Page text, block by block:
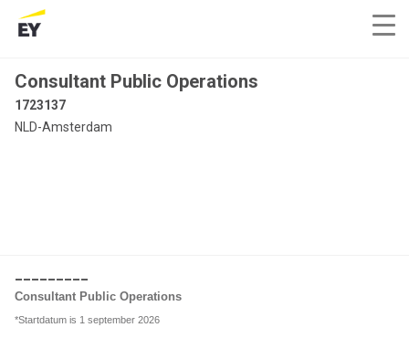
Consultant Public Operations
1723137
NLD-Amsterdam
Consultant Public Operations
*Startdatum is 1 september 2026